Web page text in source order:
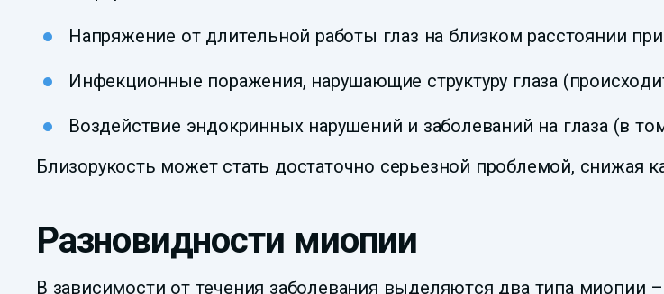
Напряжение от длительной работы глаз на близком расстоянии
Инфекционные поражения, нарушающие структуру глаза
Воздействие эндокринных нарушений и заболеваний на глаза (в
Близорукость может стать достаточно серьезной проблемой, снижая
Разновидности миопии
В зависимости от течения заболевания выделяются два типа миопии